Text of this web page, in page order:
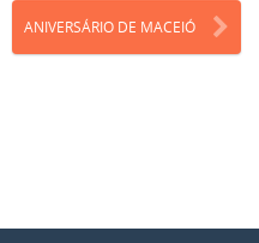
ANIVERSÁRIO DE MACEIÓ